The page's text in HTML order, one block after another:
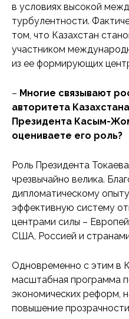
в условиях высокой
турбулентности.
том, что Казахстан
участником
из ее формирующих
– Многие связывают
авторитета
Президента Касым-
оцениваете его роль?
Роль Президента
чрезвычайно велика.
дипломатическому
эффективную систему
центрами силы –
США, Россией и
Одновременно с этим в
масштабная программа
экономических реформ,
повышение